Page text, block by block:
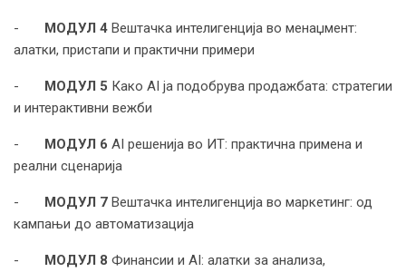
- МОДУЛ 4 Вештачка интелигенција во менаџмент:
алатки, пристапи и практични примери
- МОДУЛ 5 Како AI ја подобрува продажбата: стратегии
и интерактивни вежби
- МОДУЛ 6 AI решенија во ИТ: практична примена и
реални сценарија
- МОДУЛ 7 Вештачка интелигенција во маркетинг: од
кампањи до автоматизација
- МОДУЛ 8 Финансии и AI: алатки за анализа,